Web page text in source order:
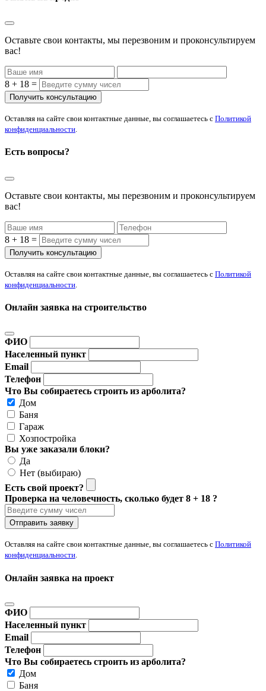
Оставьте свои контакты, мы перезвоним и проконсультируем
вас!
8 + 18 =
Оставляя на сайте свои контактные данные, вы соглашаетесь с Политикой
конфиденциальности.
Есть вопросы?
Оставьте свои контакты, мы перезвоним и проконсультируем
вас!
8 + 18 =
Оставляя на сайте свои контактные данные, вы соглашаетесь с Политикой
конфиденциальности
Онлайн заявка на строительство
ФИО
Населенный пункт
Email
Телефон
Что Вы собираетесь строить из арболита?
Дом
Баня
Гараж
Хозпостройка
Вы уже заказали блоки?
Да
Нет (выбираю)
Есть свой проект?
Проверка на человечность, сколько будет 8 + 18 ?
Отправить заявку
Оставляя на сайте свои контактные данные, вы соглашаетесь с Политикой
конфиденциальности.
Онлайн заявка на проект
ФИО
Населенный пункт
Email
Телефон
Что Вы собираетесь строить из арболита?
Дом
Баня